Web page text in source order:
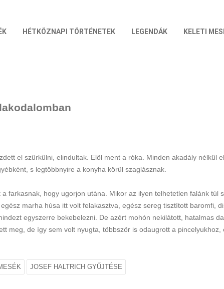
HÉTKÖZNAPI TÖRTÉNETEK LEGENDÁK KELETI
el szürkülni, elindultak. Elöl ment a róka. Minden akadály nélkül
s legtöbbnyire a konyha körül szaglásznak.
farkasnak, hogy ugorjon utána. Mikor az ilyen telhetetlen falánk túl
marha húsa itt volt felakasztva, egész sereg tisztított baromfi,
egyszerre bekebelezni. De azért mohón nekilátott, hatalmas
meg, de így sem volt nyugta, többször is odaugrott a
JOSEF HALTRICH GYŰJTÉSE